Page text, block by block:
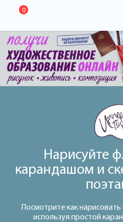
0
Нарисуйте
карандашом и
Посмотрите как
используя простой